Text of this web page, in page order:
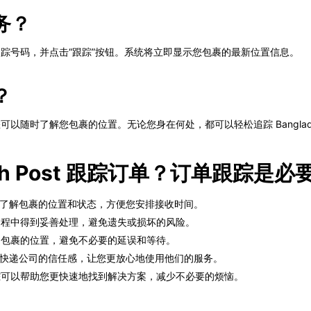
？
码，并点击“跟踪”按钮。系统将立即显示您包裹的最新位置信息。
以随时了解您包裹的位置。无论您身在何处，都可以轻松追踪
Post 跟踪订单？订单跟踪是必
包裹的位置和状态，方便您安排接收时间。
中得到妥善处理，避免遗失或损坏的风险。
裹的位置，避免不必要的延误和等待。
公司的信任感，让您更放心地使用他们的服务。
以帮助您更快速地找到解决方案，减少不必要的烦恼。